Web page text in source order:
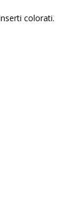
colorati.